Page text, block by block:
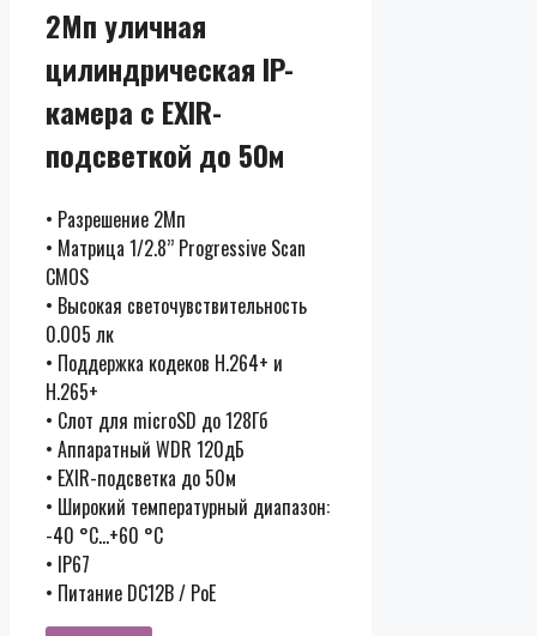
2Мп уличная
цилиндрическая IP-
камера с EXIR-
подсветкой до 50м
• Разрешение 2Мп
• Матрица 1/2.8’’ Progressive Scan
CMOS
• Высокая светочувствительность
0.005 лк
• Поддержка кодеков H.264+ и
H.265+
• Слот для microSD до 128Гб
• Аппаратный WDR 120дБ
• EXIR-подсветка до 50м
• Широкий температурный диапазон:
-40 °C…+60 °C
• IP67
• Питание DC12В / PoE